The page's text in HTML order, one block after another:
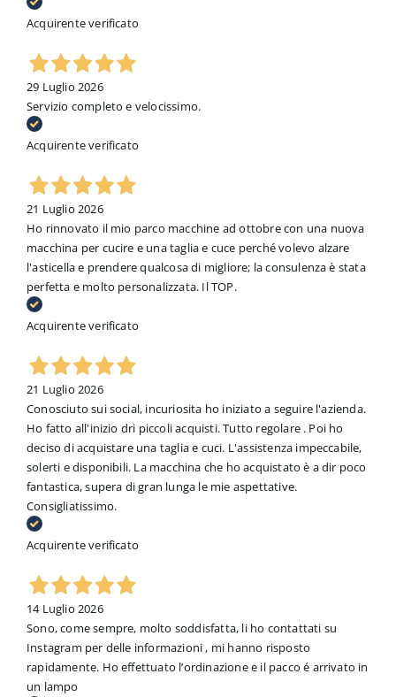
Acquirente verificato
29 Luglio 2026
Servizio completo e velocissimo.
Acquirente verificato
21 Luglio 2026
Ho rinnovato il mio parco macchine ad ottobre con una nuova
macchina per cucire e una taglia e cuce perché volevo alzare
l'asticella e prendere qualcosa di migliore; la consulenza è stata
perfetta e molto personalizzata. Il TOP.
Acquirente verificato
21 Luglio 2026
Conosciuto sui social, incuriosita ho iniziato a seguire l'azienda.
Ho fatto all'inizio dri piccoli acquisti. Tutto regolare . Poi ho
deciso di acquistare una taglia e cuci. L'assistenza impeccabile,
solerti e disponibili. La macchina che ho acquistato è a dir poco
fantastica, supera di gran lunga le mie aspettative.
Consigliatissimo.
Acquirente verificato
14 Luglio 2026
Sono, come sempre, molto soddisfatta, li ho contattati su
Instagram per delle informazioni , mi hanno risposto
rapidamente. Ho effettuato l’ordinazione e il pacco é arrivato in
un lampo